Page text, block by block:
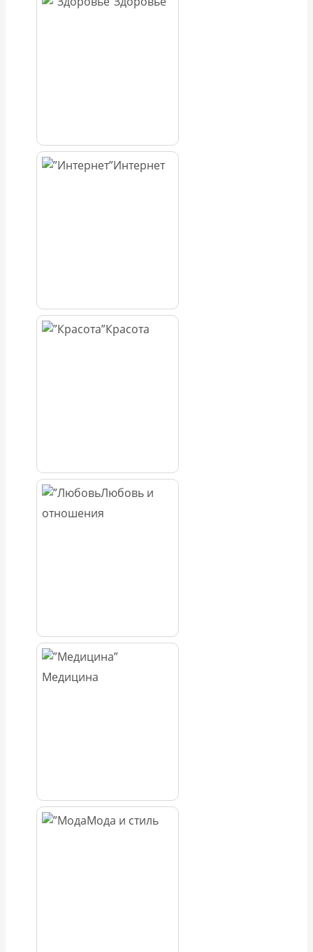
Интернет
Красота
Любовь и
отношения
Медицина
Мода и стиль